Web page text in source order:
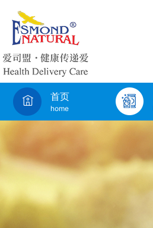
首页
home